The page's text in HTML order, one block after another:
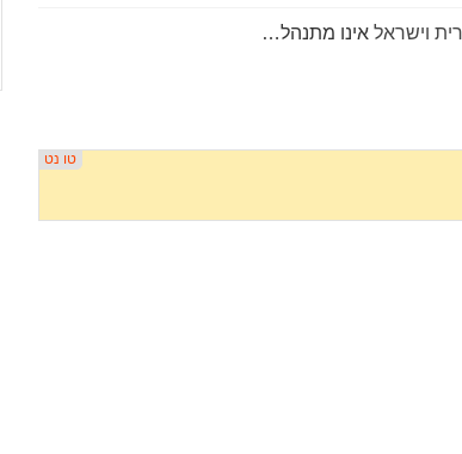
וישראל אינו מתנהל…